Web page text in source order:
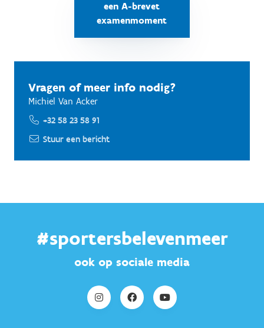
een A-brevet
examenmoment
Vragen of meer info nodig?
Michiel Van Acker
+32 58 23 58 91
Stuur een bericht
#sportersbelevenmeer
ook op sociale media